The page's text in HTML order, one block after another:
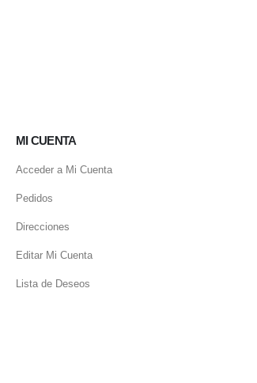
MI CUENTA
Acceder a Mi Cuenta
Pedidos
Direcciones
Editar Mi Cuenta
Lista de Deseos